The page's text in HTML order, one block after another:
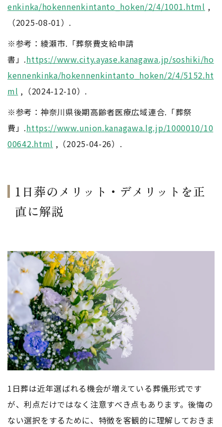
enkinka/hokennenkintanto_hoken/2/4/1001.html ,
（2025-08-01）.
※参考：綾瀬市.「葬祭費支給申請
書」.https://www.city.ayase.kanagawa.jp/soshiki/ho
kennenkinka/hokennenkintanto_hoken/2/4/5152.ht
ml ,（2024-12-10）.
※参考：神奈川県後期高齢者医療広域連合.「葬祭
費」.https://www.union.kanagawa.lg.jp/1000010/10
00642.html ,（2025-04-26）.
1日葬のメリット・デメリットを正
直に解説
1日葬は近年選ばれる機会が増えている葬儀形式です
が、利点だけではなく注意すべき点もあります。後悔の
ない選択をするために、特徴を客観的に理解しておきま